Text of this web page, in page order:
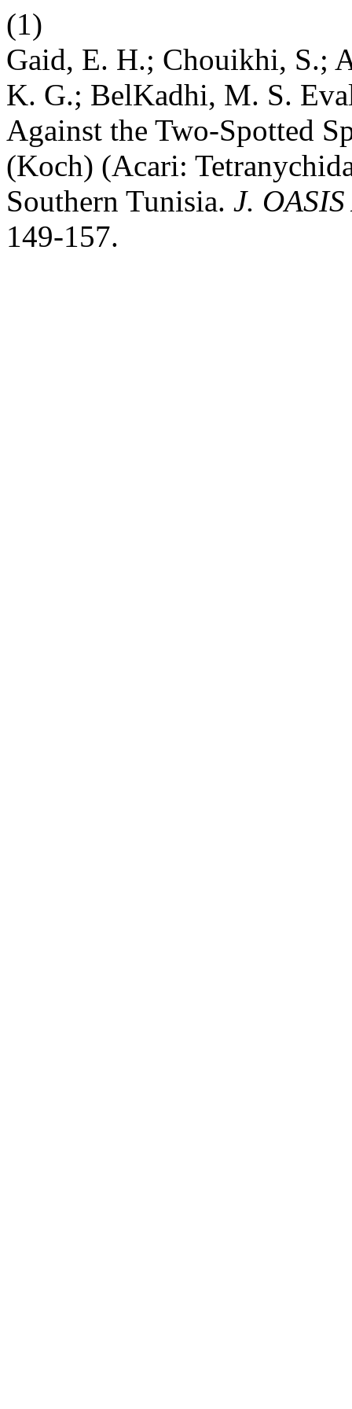
(1)
Gaid, E. H.; Chouikhi, S.;
K. G.; BelKadhi, M. S.
Against the Two-Spotted
(Koch) (Acari:
Southern Tunisia. J.
149-157.